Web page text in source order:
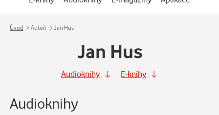
Úvod Autoři Jan Hus
Jan Hus
Audioknihy E-knihy
Audioknihy